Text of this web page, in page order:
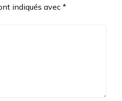
indiqués avec *